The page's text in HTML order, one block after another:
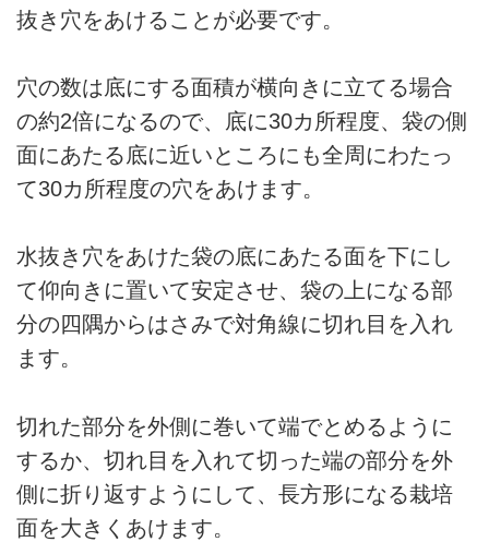
抜き穴をあけることが必要です。
穴の数は底にする面積が横向きに立てる場合
の約2倍になるので、底に30カ所程度、袋の側
面にあたる底に近いところにも全周にわたっ
て30カ所程度の穴をあけます。
水抜き穴をあけた袋の底にあたる面を下にし
て仰向きに置いて安定させ、袋の上になる部
分の四隅からはさみで対角線に切れ目を入れ
ます。
切れた部分を外側に巻いて端でとめるように
するか、切れ目を入れて切った端の部分を外
側に折り返すようにして、長方形になる栽培
面を大きくあけます。